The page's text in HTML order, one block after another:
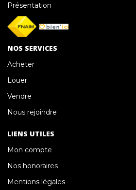
Présentation
NOS SERVICES
Acheter
Louer
Vendre
Nous rejoindre
LIENS UTILES
Mon compte
Nos honoraires
Mentions légales